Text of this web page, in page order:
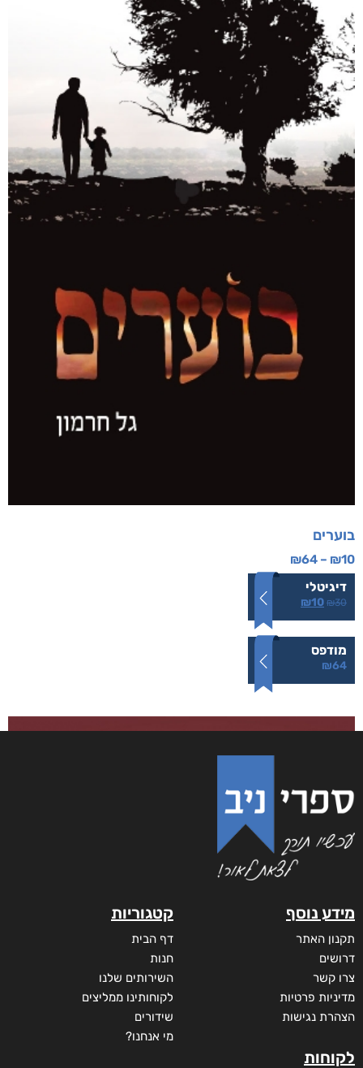
בוערים
₪10
–
₪64
דיגיטלי
₪30
₪10
מודפס
₪64
מידע נוסף
תקנון האתר
דרושים
צרו קשר
מדיניות פרטיות
הצהרת נגישות
לקוחות
קטגוריות
דף הבית
חנות
השירותים שלנו
לקוחותינו ממליצים
שידורים
מי אנחנו?